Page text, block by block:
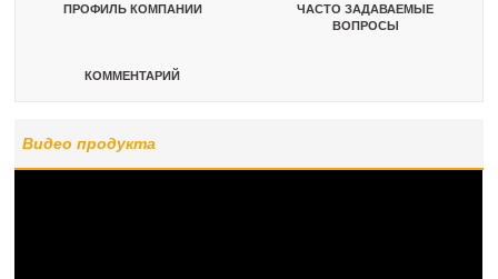
ПРОФИЛЬ КОМПАНИИ
ЧАСТО ЗАДАВАЕМЫЕ
ВОПРОСЫ
КОММЕНТАРИЙ
Видео продукта